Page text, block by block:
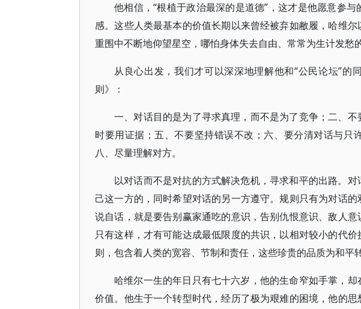
他相信，“根植于政治最深的是道德”，这才是他愿意参
感。这些人类最基本的价值长期以来曾经被弃如敝履，哈维
重围中不断地仰望星空，哪怕身体失去自由、常常为生计发愁
从良心出发，我们才可以深深地理解他和“公民论坛”的
则》：
一、对话目的是为了寻求真理，而不是为了竞争；二、
时要用证据；五、不要坚持错误不改；六、要分清对话与只
八、尽量理解对方。
以对话而不是对抗的方式解决危机，寻求和平的出路。
己这一方的，同时希望对话的另一方遵守。规则只有为对话
说自话，就是要告别赢家通吃的意识，告别仇恨意识、敌人意
只有这样，才有可能达成最低限度的共识，以相对较小的代
则，包含着人类的宽容、节制和责任，这些珍贵的品质为和平
哈维尔一生的年日只有七十六岁，他的生命窄如手掌，
价值。他生于一个转型时代，经历了极为艰难的困境，他的